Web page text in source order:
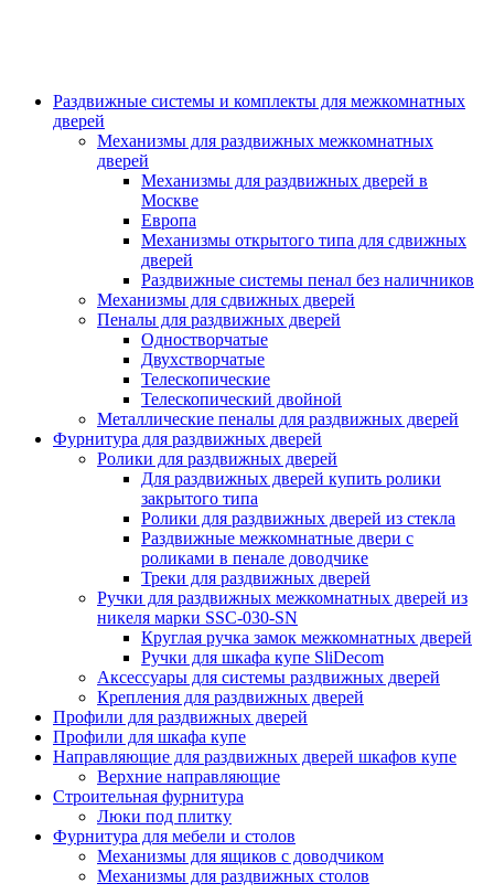
Раздвижные системы и комплекты для межкомнатных
дверей
Механизмы для раздвижных межкомнатных
дверей
Механизмы для раздвижных дверей в
Москве
Европа
Механизмы открытого типа для сдвижных
дверей
Раздвижные системы пенал без наличников
Механизмы для сдвижных дверей
Пеналы для раздвижных дверей
Одностворчатые
Двухстворчатые
Телескопические
Телескопический двойной
Металлические пеналы для раздвижных дверей
Фурнитура для раздвижных дверей
Ролики для раздвижных дверей
Для раздвижных дверей купить ролики
закрытого типа
Ролики для раздвижных дверей из стекла
Раздвижные межкомнатные двери с
роликами в пенале доводчике
Треки для раздвижных дверей
Ручки для раздвижных межкомнатных дверей из
никеля марки SSC-030-SN
Круглая ручка замок межкомнатных дверей
Ручки для шкафа купе SliDecom
Аксессуары для системы раздвижных дверей
Крепления для раздвижных дверей
Профили для раздвижных дверей
Профили для шкафа купе
Направляющие для раздвижных дверей шкафов купе
Верхние направляющие
Строительная фурнитура
Люки под плитку
Фурнитура для мебели и столов
Механизмы для ящиков с доводчиком
Механизмы для раздвижных столов